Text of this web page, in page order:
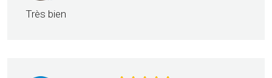
Très bien